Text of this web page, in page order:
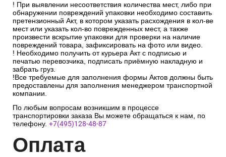
! При выявлении несоответствия количества мест, либо при
обнаружении повреждений упаковки необходимо составить
претензионный Акт, в котором указать расхождения в кол-ве
мест или указать кол-во поврежденных мест, а также
произвести вскрытие упаковки для проверки на наличие
повреждений товара, зафиксировать на фото или видео.
! Необходимо получить от курьера Акт с подписью и
печатью перевозчика, подписать приёмную накладную и
забрать груз.
!Все требуемые для заполнения формы Актов должны быть
предоставлены для заполнения менеджером транспортной
компании.
По любым вопросам возникшим в процессе
транспортировки заказа Вы можете обращаться к нам, по
телефону. +7(495)128-48-87
Оплата